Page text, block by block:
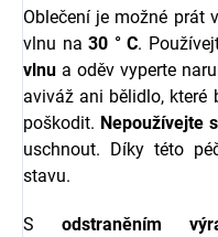
Oblečení je možné prát
vlnu na30 ° C.
vlnu a oděv vyperte
aviváž ani bělidlo, které
poškodit. Nepoužívejte
uschnout. Díky této
stavu.
S odstraněním